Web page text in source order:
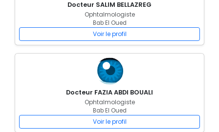
Docteur SALIM BELLAZREG
Ophtalmologiste
Bab El Oued
Voir le profil
Docteur FAZIA ABDI BOUALI
Ophtalmologiste
Bab El Oued
Voir le profil